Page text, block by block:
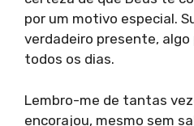
por um motivo especial.
verdadeiro presente, algo
todos os dias.
Lembro-me de tantas
encorajou, mesmo sem